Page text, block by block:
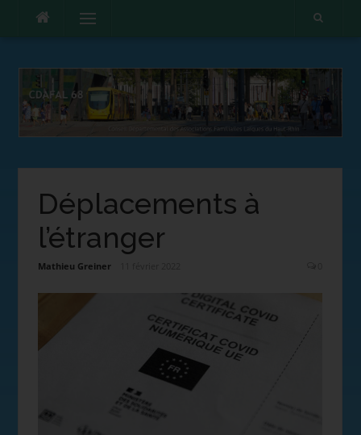
Menu
Déplacements à
l’étranger
Mathieu Greiner